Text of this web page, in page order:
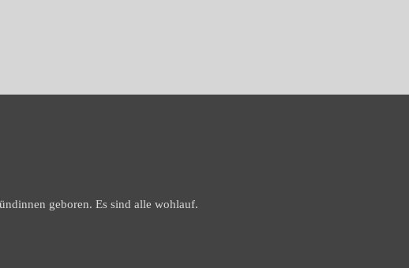
geboren. Es sind alle wohlauf.